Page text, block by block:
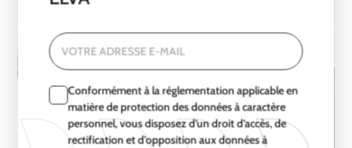
VOTRE ADRESSE E-MAIL
Conformément à la réglementation applicable en
matière de protection des données à caractère
personnel, vous disposez d’un droit d’accès, de
rectification et d’opposition aux données à